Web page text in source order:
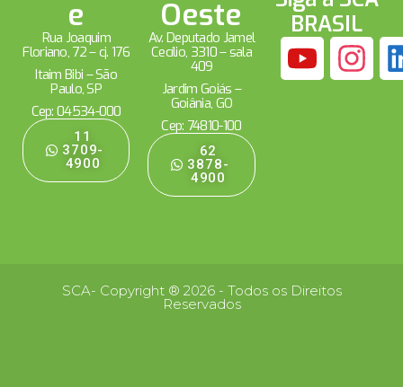
e
Rua Joaquim
Floriano, 72 – cj. 176
Itaim Bibi – São
Paulo, SP
Cep: 04534-000
11
3709-
4900
Oeste
Av. Deputado Jamel
Cecílio, 3310 – sala
409
Jardim Goiás –
Goiânia, GO
Cep: 74810-100
62
3878-
4900
BRASIL
SCA- Copyright ® 2026 - Todos os Direitos
Reservados